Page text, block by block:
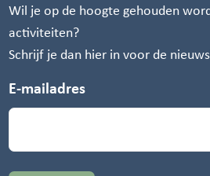
Wil je op de hoogte gehouden
activiteiten?
Schrijf je dan hier in voor de
E-mailadres